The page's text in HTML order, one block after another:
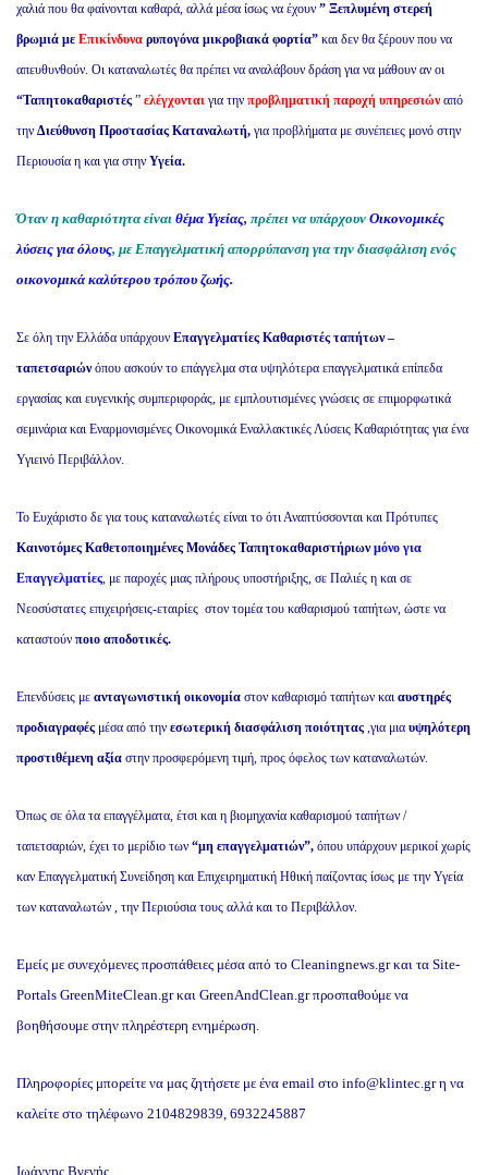
χαλιά που θα φαίνονται καθαρά, αλλά μέσα ίσως να έχουν ” Ξεπλυμένη στερεή
βρωμιά με Επικίνδυνα ρυπογόνα μικροβιακά φορτία” και δεν θα ξέρουν που να
απευθυνθούν. Οι καταναλωτές θα πρέπει να αναλάβουν δράση για να μάθουν αν οι
“Ταπητοκαθαριστές ” ελέγχονται για την προβληματική παροχή υπηρεσιών από
την Διεύθυνση Προστασίας Καταναλωτή, για προβλήματα με συνέπειες μονό στην
Περιουσία η και για στην Υγεία.
Όταν η καθαριότητα είναι θέμα Υγείας, πρέπει να υπάρχουν Οικονομικές
λύσεις για όλους, με Επαγγελματική απορρύπανση για την διασφάλιση ενός
οικονομικά καλύτερου τρόπου ζωής.
Σε όλη την Ελλάδα υπάρχουν Επαγγελματίες Καθαριστές ταπήτων –
ταπετσαριώνόπου ασκούν το επάγγελμα στα υψηλότερα επαγγελματικά επίπεδα
εργασίας και ευγενικής συμπεριφοράς, με εμπλουτισμένες γνώσεις σε επιμορφωτικά
σεμινάρια και Εναρμονισμένες Οικονομικά Εναλλακτικές Λύσεις Καθαριότητας για ένα
Υγιεινό Περιβάλλον.
Το Ευχάριστο δε για τους καταναλωτές είναι το ότι Αναπτύσσονται και Πρότυπες
Καινοτόμες Καθετοποιημένες Μονάδες Ταπητοκαθαριστήριωνμόνο για
Επαγγελματίες, με παροχές μιας πλήρους υποστήριξης, σε Παλιές η και σε
Νεοσύστατες επιχειρήσεις-εταιρίες στον τομέα του καθαρισμού ταπήτων, ώστε να
καταστούν ποιο αποδοτικές.
Επενδύσεις με ανταγωνιστική οικονομία στον καθαρισμό ταπήτων και αυστηρές
προδιαγραφές μέσα από την εσωτερική διασφάλιση ποιότητας ,για μια υψηλότερη
προστιθέμενη αξία στην προσφερόμενη τιμή, προς όφελος των καταναλωτών.
Όπως σε όλα τα επαγγέλματα, έτσι και η βιομηχανία καθαρισμού ταπήτων /
ταπετσαριών, έχει το μερίδιο των “μη επαγγελματιών”, όπου υπάρχουν μερικοί χωρίς
καν Επαγγελματική Συνείδηση και Επιχειρηματική Ηθική παίζοντας ίσως με την Υγεία
των καταναλωτών , την Περιούσια τους αλλά και το Περιβάλλον.
Εμείς με συνεχόμενες προσπάθειες μέσα από το Cleaningnews.grκαι τα Site-
Portals GreenMiteClean.grκαι GreenAndClean.grπροσπαθούμε να
βοηθήσουμε στην πληρέστερη ενημέρωση.
Πληροφορίες μπορείτε να μας ζητήσετε με ένα email στο info@klintec.grη να
καλείτε στο τηλέφωνο 2104829839, 6932245887
Ιωάννης Βγενής